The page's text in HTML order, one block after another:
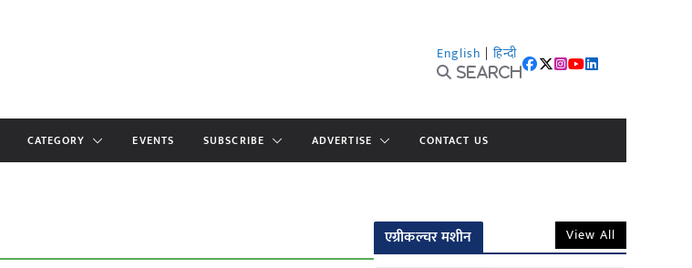
English | हिन्दी
Search
CATEGORY EVENTS SUBSCRIBE ADVERTISE CONTACT US
एग्रीकल्चर मशीन View All